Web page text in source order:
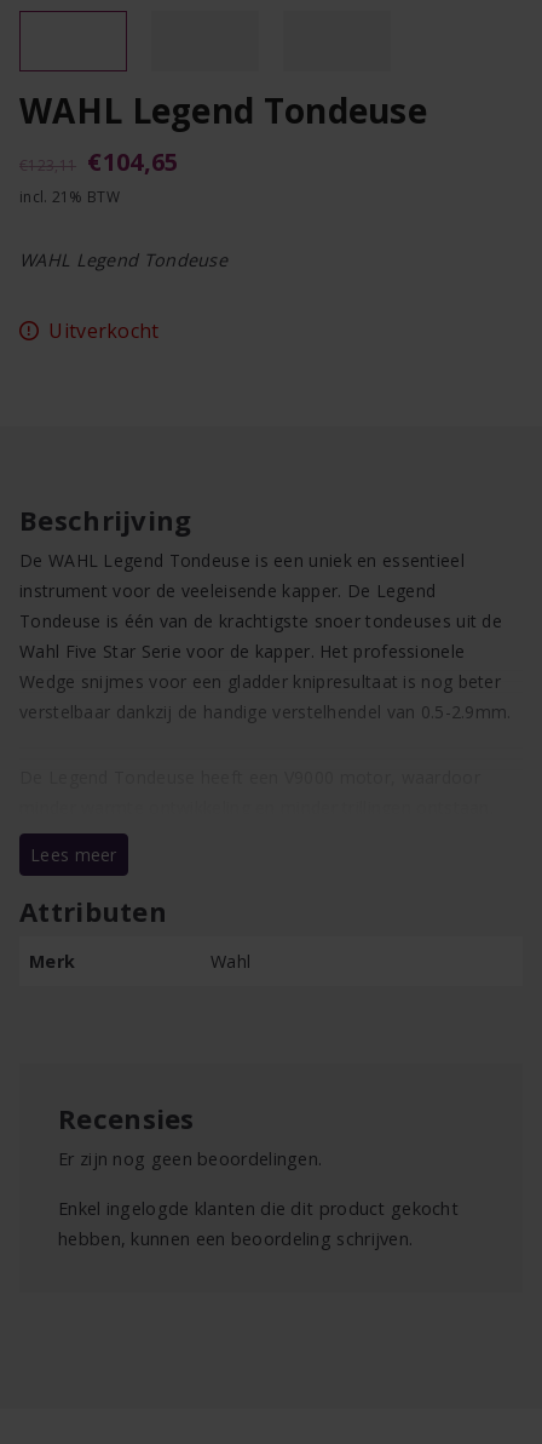
WAHL Legend Tondeuse
€123,11 Oorspronkelijke
prijs
was:
€104,65
is:
incl. 21% BTW
WAHL Legend Tondeuse
Uitverkocht
Beschrijving
De WAHL Legend Tondeuse is een uniek en essentieel
instrument voor de veeleisende kapper. De Legend
Tondeuse is één van de krachtigste snoer tondeuses uit de
Wahl Five Star Serie voor de kapper. Het professionele
Wedge snijmes voor een gladder knipresultaat is nog beter
verstelbaar dankzij de handige verstelhendel van 0.5-2.9mm.
Tevens komt de Wahl Legend met 8 nieuwe premium
opzetkammen, die steviger zijn en beter vast blijven zitten.
Minder warmte ontwikkeling
geleverd met de volgende accessoires:
8x PREMIUM metalen opzetkammen (1.5 – 25mm),
1x tube olie
1x onderhoudsborstelborstel
Lees meer
Attributen
Merk Wahl
Recensies
Er zijn nog geen beoordelingen.
Enkel ingelogde klanten die dit product gekocht
hebben, kunnen een beoordeling schrijven.